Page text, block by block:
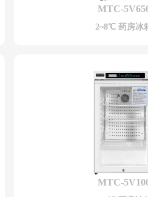
MTC-
2~8℃ 药房冰
MTC-